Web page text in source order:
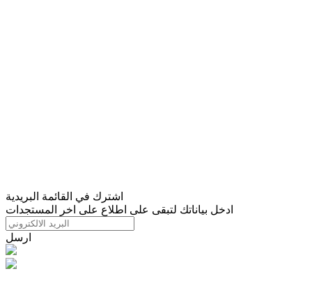
اشترك في القائمة البريدية
ادخل بياناتك لتبقى على اطلاع على اخر المستجدات
ارسل